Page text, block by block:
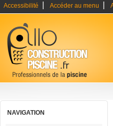
Accessibilité Accéder au menu
NAVIGATION